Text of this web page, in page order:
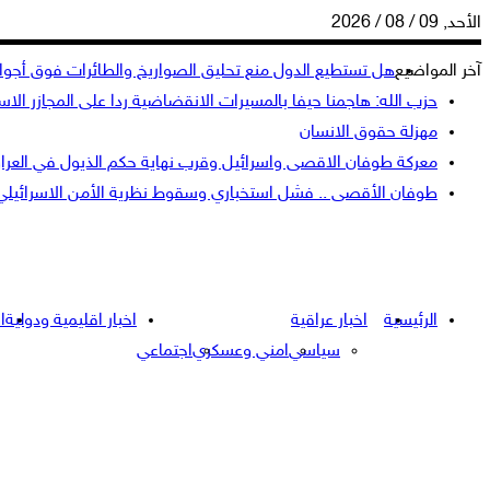
الأحد, 09 / 08 / 2026
آخر المواضيعهل تستطيع الدول منع تحليق الصواريخ والطائرات فوق
حزب الله: هاجمنا حيفا بالمسيرات الانقضاضية ردا على المجازر
مهزلة حقوق الانسان
معركة طوفان الاقصى واسرائيل وقرب نهاية حكم الذيول في
طوفان الأقصى .. فشل استخباري وسقوط نظرية الأمن
الرئيسية
اخبار عراقية
سياسيامني وعسكرياجتماعي
اخبار اقليمية ودولية